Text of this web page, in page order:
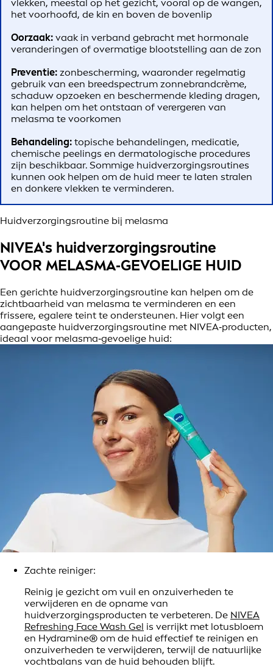
vlekken, meestal op het gezicht, vooral op de wangen,
het voorhoofd, de kin en boven de bovenlip
Oorzaak: vaak in verband gebracht met hormonale
veranderingen of overmatige blootstelling aan de zon
Preventie: zonbescherming, waaronder regelmatig
gebruik van een breedspectrum zonnebrandcrème,
schaduw opzoeken en beschermende kleding dragen,
kan helpen om het ontstaan of verergeren van
melasma te voorkomen
Behandeling: topische behandelingen, medicatie,
chemische peelings en dermatologische procedures
zijn beschikbaar. Sommige huidverzorgingsroutines
kunnen ook helpen om de huid meer te laten stralen
en donkere vlekken te verminderen.
Huidverzorgingsroutine bij melasma
NIVEA's huidverzorgingsroutine
VOOR MELASMA‑GEVOELIGE HUID
Een gerichte huidverzorgingsroutine kan helpen om de
zichtbaarheid van melasma te verminderen en een
frissere, egalere teint te ondersteunen. Hier volgt een
aangepaste huidverzorgingsroutine met NIVEA‑producten,
ideaal voor melasma‑gevoelige huid:
Zachte reiniger:
Reinig je gezicht om vuil en onzuiverheden te
verwijderen en de opname van
huidverzorgingsproducten te verbeteren. De NIVEA
Refreshing Face Wash Gel is verrijkt met lotusbloem
en Hydramine® om de huid effectief te reinigen en
onzuiverheden te verwijderen, terwijl de natuurlijke
vochtbalans van de huid behouden blijft.